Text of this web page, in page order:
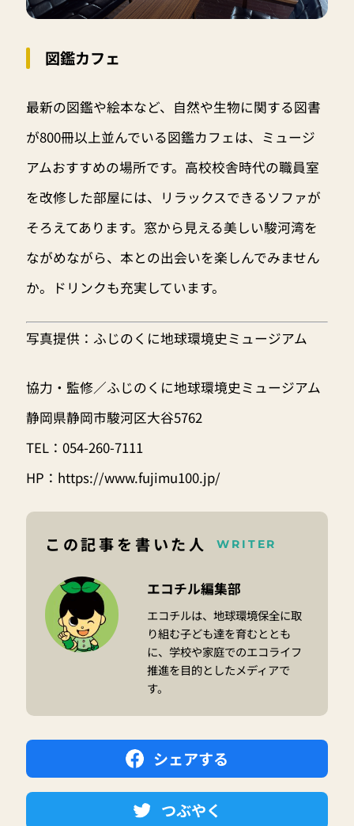
図鑑カフェ
最新の図鑑や絵本など、自然や生物に関する図書
が800冊以上並んでいる図鑑カフェは、ミュージ
アムおすすめの場所です。高校校舎時代の職員室
を改修した部屋には、リラックスできるソファが
そろえてあります。窓から見える美しい駿河湾を
ながめながら、本との出会いを楽しんでみません
か。ドリンクも充実しています。
写真提供：ふじのくに地球環境史ミュージアム
協力・監修／ふじのくに地球環境史ミュージアム
静岡県静岡市駿河区大谷5762
TEL：054-260-7111
HP： https://www.fujimu100.jp/
この記事を書いた人 WRITER
エコチル編集部
エコチルは、地球環境保全に取
り組む子ども達を育むととも
に、学校や家庭でのエコライフ
推進を目的としたメディアで
す。
シェアする
つぶやく